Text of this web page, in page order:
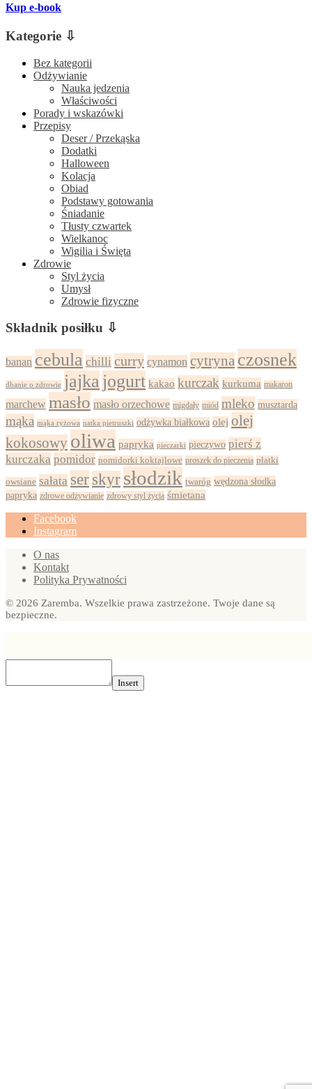
Kup e-book
Kategorie ⇩
Bez kategorii
Odżywianie
Nauka jedzenia
Właściwości
Porady i wskazówki
Przepisy
Deser / Przekąska
Dodatki
Halloween
Kolacja
Obiad
Podstawy gotowania
Śniadanie
Tłusty czwartek
Wielkanoc
Wigilia i Święta
Zdrowie
Styl życia
Umysł
Zdrowie fizyczne
Składnik posiłku ⇩
banan cebula chilli curry cynamon cytryna czosnek
dbanie o zdrowie jajka jogurt kakao kurczak kurkuma makaron
marchew masło masło orzechowe migdały miód mleko musztarda
mąka mąka ryżowa natka pietruszki odżywka białkowa olej olej
kokosowy oliwa papryka pieczarki pieczywo pierś z
kurczaka pomidor pomidorki koktajlowe proszek do pieczenia płatki
owsiane sałata ser skyr słodzik twaróg wędzona słodka
papryka zdrowe odżywianie zdrowy styl życia śmietana
Facebook
Instagram
O nas
Kontakt
Polityka Prywatności
© 2026 Zaremba. Wszelkie prawa zastrzeżone. Twoje dane są
bezpieczne.
Insert